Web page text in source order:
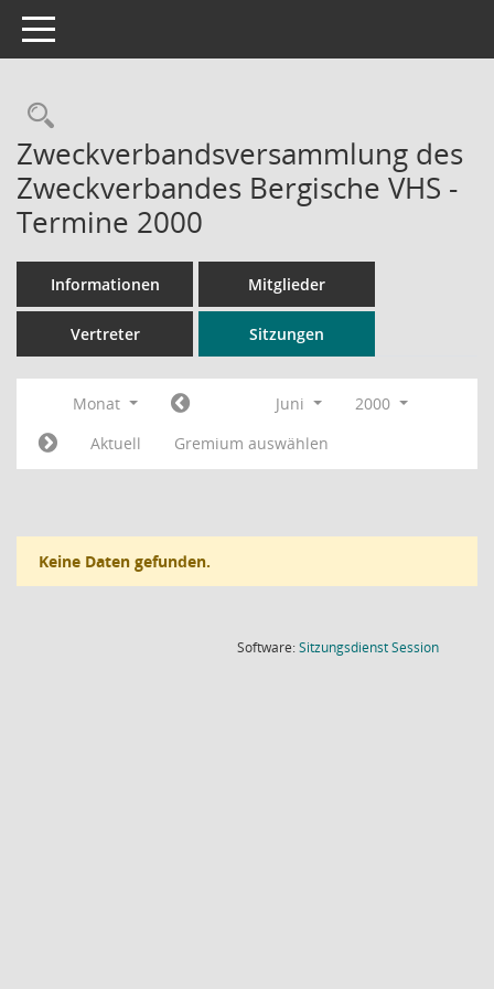
Toggle navigation
Rechercheauswahl
Zweckverbandsversammlung des
Zweckverbandes Bergische VHS -
Termine 2000
Informationen Mitglieder
Vertreter Sitzungen
Monat Juni
2000
Aktuell
Gremium auswählen
Keine Daten gefunden.
Software:SitzungsdienstSession(Wird in